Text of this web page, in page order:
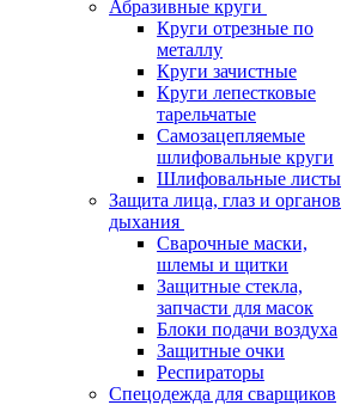
Абразивные круги
Круги отрезные по
металлу
Круги зачистные
Круги лепестковые
тарельчатые
Самозацепляемые
шлифовальные круги
Шлифовальные листы
Защита лица, глаз и органов
дыхания
Сварочные маски,
шлемы и щитки
Защитные стекла,
запчасти для масок
Блоки подачи воздуха
Защитные очки
Респираторы
Спецодежда для сварщиков